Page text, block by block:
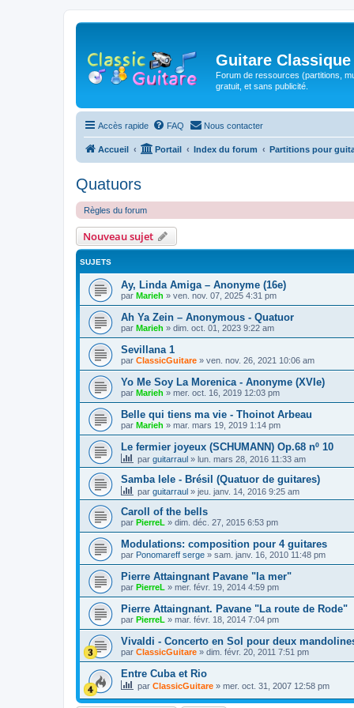
Guitare Classique
Forum de ressources (partitions,
gratuit, et sans publicité.
Accès rapide FAQ Nous contacter
Accueil Portail Index du forum Partitions pour
Quatuors
Règles du forum
Nouveau sujet
SUJETS
Ay, Linda Amiga – Anonyme (16e)
par Marieh » ven. nov. 07, 2025 4:31 pm
Ah Ya Zein – Anonymous - Quatuor
par Marieh » dim. oct. 01, 2023 9:22 am
Sevillana 1
par ClassicGuitare » ven. nov. 26, 2021 10:06 am
Yo Me Soy La Morenica - Anonyme (XVIe)
par Marieh » mer. oct. 16, 2019 12:03 pm
Belle qui tiens ma vie - Thoinot Arbeau
par Marieh » mar. mars 19, 2019 1:14 pm
Le fermier joyeux (SCHUMANN) Op.68 nº 10
par guitarraul » lun. mars 28, 2016 11:33 am
Samba lele - Brésil (Quatuor de guitares)
par guitarraul » jeu. janv. 14, 2016 9:25 am
Caroll of the bells
par PierreL » dim. déc. 27, 2015 6:53 pm
Modulations: composition pour 4 guitares
par Ponomareff serge » sam. janv. 16, 2010 11:48 pm
Pierre Attaingnant Pavane "la mer"
par PierreL » mer. févr. 19, 2014 4:59 pm
Pierre Attaingnant. Pavane "La route de Rode"
par PierreL » mar. févr. 18, 2014 7:04 pm
Vivaldi - Concerto en Sol pour deux
par ClassicGuitare » dim. févr. 20, 2011 7:51 pm
Entre Cuba et Rio
par ClassicGuitare » mer. oct. 31, 2007 12:58 pm